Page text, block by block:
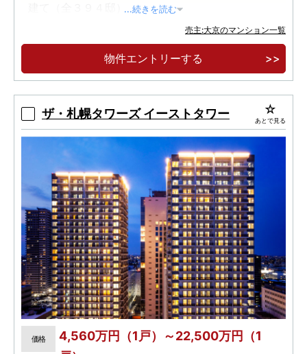
建て（全３９４邸）
大規模複合開発［住宅・都市公園・商業施設・
ホテル・病院］
北海道発・長期優良住宅認定タワー
...続きを読む
売主:大京のマンション一覧
物件エントリーする
ザ・札幌タワーズ イーストタワー あとで見る
価格
4,560万円（1戸）～22,500万円（1